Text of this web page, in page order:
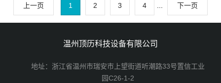
上一页 1 2 3 4 下一页
温州顶历科技设备有限公司
地址：浙江省温州市瑞安市上望街道听潮路33号置信工业
园C26-1-2